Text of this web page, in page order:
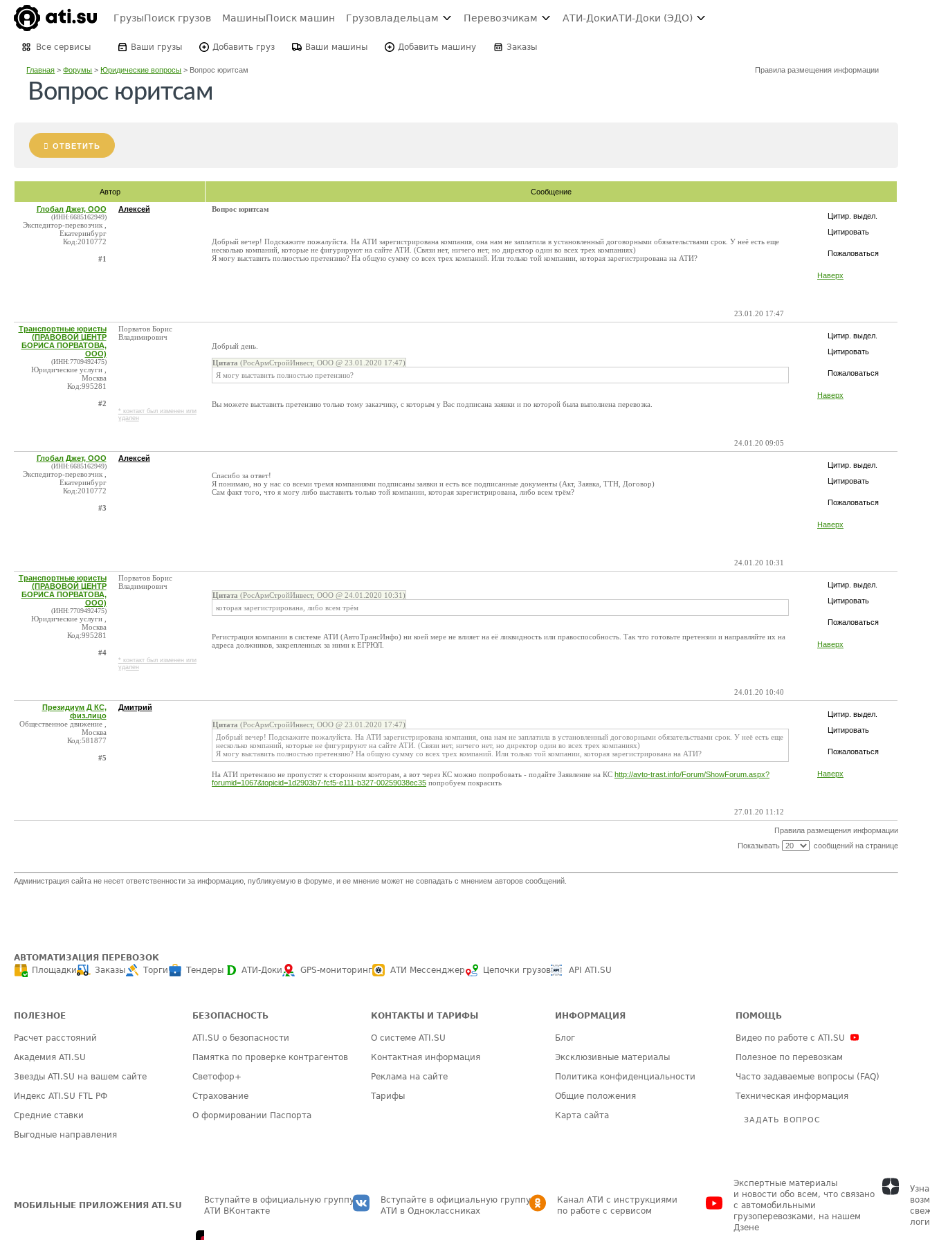
ГрузыПоиск грузов МашиныПоиск машин Грузовладельцам Перевозчикам АТИ-ДокиАТИ-Доки (ЭДО)
Все сервисы Ваши грузы Добавить груз Ваши машины Добавить машину Заказы
Главная >Форумы >Юридические вопросы > Вопрос юритсам Правила размещения информации
Вопрос юритсам
ОТВЕТИТЬ
Автор Сообщение
Цитир. выдел.
Цитировать
Пожаловаться
Наверх
Глобал Джет, ООО
(ИНН:6685162949)
Экспедитор-перевозчик ,
Екатеринбург
Код:2010772
#1
Алексей Вопрос юритсам
Добрый вечер! Подскажите пожалуйста. На АТИ зарегистрирована компания, она нам не заплатила в установленный договорными обязательствами срок. У неё есть еще
несколько компаний, которые не фигурируют на сайте АТИ. (Связи нет, ничего нет, но директор один во всех трех компаниях)
Я могу выставить полностью претензию? На общую сумму со всех трех компаний. Или только той компании, которая зарегистрирована на АТИ?
23.01.20 17:47
Цитир. выдел.
Цитировать
Пожаловаться
Наверх
Транспортные юристы
(ПРАВОВОЙ ЦЕНТР
БОРИСА ПОРВАТОВА,
ООО)
(ИНН:7709492475)
Юридические услуги ,
Москва
Код:995281
#2
Порватов Борис
Владимирович
* контакт был изменен или
удален
Добрый день.
Цитата (РосАрмСтройИнвест, ООО @ 23.01.2020 17:47)
Я могу выставить полностью претензию?
Вы можете выставить претензию только тому заказчику, с которым у Вас подписана заявки и по которой была выполнена перевозка.
24.01.20 09:05
Цитир. выдел.
Цитировать
Пожаловаться
Наверх
Глобал Джет, ООО
(ИНН:6685162949)
Экспедитор-перевозчик ,
Екатеринбург
Код:2010772
#3
Алексей
Спасибо за ответ!
Я понимаю, но у нас со всеми тремя компаниями подписаны заявки и есть все подписанные документы (Акт, Заявка, ТТН, Договор)
Сам факт того, что я могу либо выставить только той компании, которая зарегистрирована, либо всем трём?
24.01.20 10:31
Цитир. выдел.
Цитировать
Пожаловаться
Наверх
Транспортные юристы
(ПРАВОВОЙ ЦЕНТР
БОРИСА ПОРВАТОВА,
ООО)
(ИНН:7709492475)
Юридические услуги ,
Москва
Код:995281
#4
Порватов Борис
Владимирович
* контакт был изменен или
удален
Цитата (РосАрмСтройИнвест, ООО @ 24.01.2020 10:31)
которая зарегистрирована, либо всем трём
Регистрация компании в системе АТИ (АвтоТрансИнфо) ни коей мере не влияет на её ликвидность или правоспособность. Так что готовьте претензии и направляйте их на
адреса должников, закрепленных за ними к ЕГРЮЛ.
24.01.20 10:40
Цитир. выдел.
Цитировать
Пожаловаться
Наверх
Президиум Д КС,
физ.лицо
Общественное движение ,
Москва
Код:581877
#5
Дмитрий
Цитата (РосАрмСтройИнвест, ООО @ 23.01.2020 17:47)
Добрый вечер! Подскажите пожалуйста. На АТИ зарегистрирована компания, она нам не заплатила в установленный договорными обязательствами срок. У неё есть еще
несколько компаний, которые не фигурируют на сайте АТИ. (Связи нет, ничего нет, но директор один во всех трех компаниях)
Я могу выставить полностью претензию? На общую сумму со всех трех компаний. Или только той компании, которая зарегистрирована на АТИ?
На АТИ претензию не пропустят к сторонним конторам, а вот через КС можно попробовать - подайте Заявление на КС http://avto-trast.info/Forum/ShowForum.aspx?
forumid=1067&topicid=1d2903b7-fcf5-e111-b327-00259038ec35 попробуем покрасить
27.01.20 11:12
Правила размещения информации
Показывать
сообщений на странице
Администрация сайта не несет ответственности за информацию, публикуемую в форуме, и ее мнение может не совпадать с мнением авторов сообщений.
АВТОМАТИЗАЦИЯ ПЕРЕВОЗОК
Площадки
Заказы Торги Тендеры АТИ-Доки GPS-мониторинг АТИ Мессенджер Цепочки грузов API ATI.SU
ПОЛЕЗНОЕ
Расчет расстояний
Академия ATI.SU
Звезды ATI.SU на вашем сайте
Индекс ATI.SU FTL РФ
Средние ставки
Выгодные направления
БЕЗОПАСНОСТЬ
ATI.SU о безопасности
Памятка по проверке контрагентов
Светофор+
Страхование
О формировании Паспорта
КОНТАКТЫ И ТАРИФЫ
О системе ATI.SU
Контактная информация
Реклама на сайте
Тарифы
ИНФОРМАЦИЯ
Блог
Эксклюзивные материалы
Политика конфиденциальности
Общие положения
Карта сайта
ПОМОЩЬ
Видео по работе с ATI.SU
Полезное по перевозкам
Часто задаваемые вопросы (FAQ)
Техническая информация
ЗАДАТЬ ВОПРОС
МОБИЛЬНЫЕ ПРИЛОЖЕНИЯ ATI.SU
Вступайте в официальную группу
АТИ ВКонтакте
Вступайте в официальную группу
АТИ в Одноклассниках
Канал АТИ с инструкциями
по работе с сервисом
Экспертные материалы
и новости обо всем, что связано
с автомобильными
грузоперевозками, на нашем
Дзене